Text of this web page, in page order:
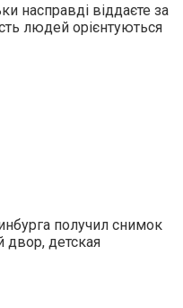
насправді віддаєте за
людей орієнтуються
получил снимок
детская